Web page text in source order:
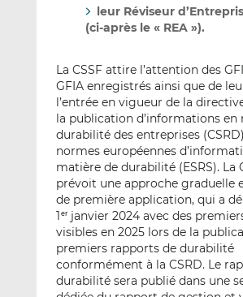
leur Réviseur
(ci-après le « REA »).
La CSSF attire l’attention des
GFIA enregistrés ainsi que de
l’entrée en vigueur de la
la publication d’informations en
durabilité des entreprises
normes européennes
matière de durabilité (ESRS). La
prévoit une approche graduelle
de première application, qui a
1 erjanvier 2024 avec des
visibles en 2025 lors de la
premiers rapports de durabilité
conformément à la CSRD. Le
durabilité sera publié dans une